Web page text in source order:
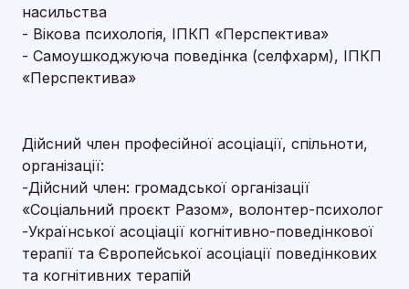
насильства
- Вікова психологія, ІПКП «Перспектива»
- Самоушкоджуюча поведінка (селфхарм), ІПКП
«Перспектива»
Дійсний член професійної асоціації, спільноти,
організації:
-Дійсний член: громадської організації
«Соціальний проєкт Разом», волонтер-психолог
-Української асоціації когнітивно-поведінкової
терапії та Європейської асоціації поведінкових
та когнітивних терапій